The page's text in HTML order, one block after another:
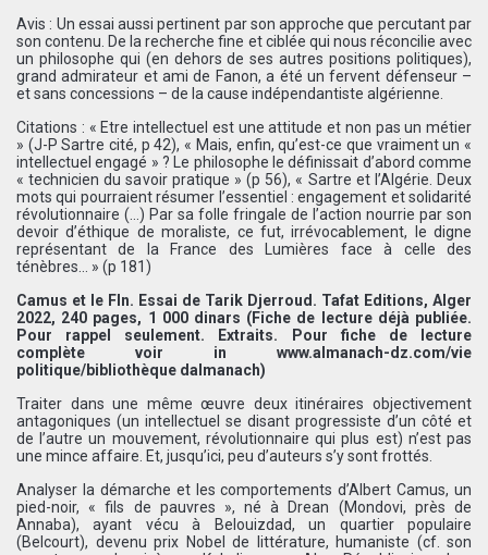
Avis : Un essai aussi pertinent par son approche que percutant par
son contenu. De la recherche fine et ciblée qui nous réconcilie avec
un philosophe qui (en dehors de ses autres positions politiques),
grand admirateur et ami de Fanon, a été un fervent défenseur –
et sans concessions – de la cause indépendantiste algérienne.
Citations : « Etre intellectuel est une attitude et non pas un métier
» (J-P Sartre cité, p 42), « Mais, enfin, qu’est-ce que vraiment un «
intellectuel engagé » ? Le philosophe le définissait d’abord comme
« technicien du savoir pratique » (p 56), « Sartre et l’Algérie. Deux
mots qui pourraient résumer l’essentiel : engagement et solidarité
révolutionnaire (…) Par sa folle fringale de l’action nourrie par son
devoir d’éthique de moraliste, ce fut, irrévocablement, le digne
représentant de la France des Lumières face à celle des
ténèbres… » (p 181)
Camus et le Fln. Essai de Tarik Djerroud. Tafat Editions, Alger
2022, 240 pages, 1 000 dinars (Fiche de lecture déjà publiée.
Pour rappel seulement. Extraits. Pour fiche de lecture
complète voir in www.almanach-dz.com/vie
politique/bibliothèque dalmanach)
Traiter dans une même œuvre deux itinéraires objectivement
antagoniques (un intellectuel se disant progressiste d’un côté et
de l’autre un mouvement, révolutionnaire qui plus est) n’est pas
une mince affaire. Et, jusqu’ici, peu d’auteurs s’y sont frottés.
Analyser la démarche et les comportements d’Albert Camus, un
pied-noir, « fils de pauvres », né à Drean (Mondovi, près de
Annaba), ayant vécu à Belouizdad, un quartier populaire
(Belcourt), devenu prix Nobel de littérature, humaniste (cf. son